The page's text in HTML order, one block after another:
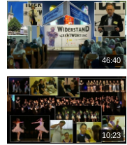
46:40
10:23